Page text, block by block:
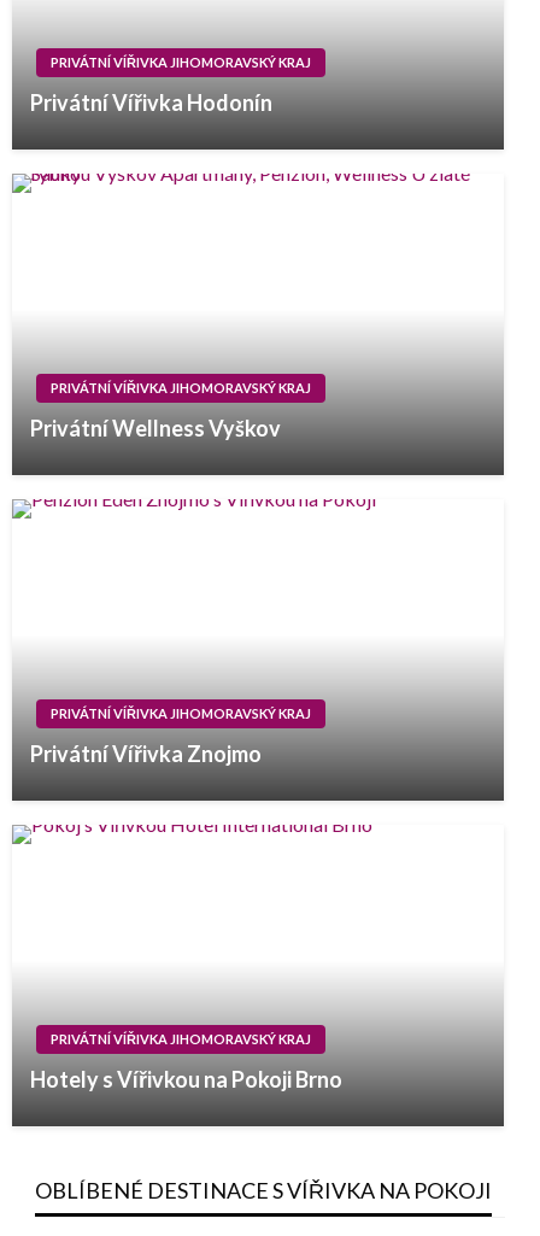
PRIVÁTNÍ VÍŘIVKA JIHOMORAVSKÝ KRAJ
Privátní Vířivka Hodonín
PRIVÁTNÍ VÍŘIVKA JIHOMORAVSKÝ KRAJ
Privátní Wellness Vyškov
PRIVÁTNÍ VÍŘIVKA JIHOMORAVSKÝ KRAJ
Privátní Vířivka Znojmo
PRIVÁTNÍ VÍŘIVKA JIHOMORAVSKÝ KRAJ
Hotely s Vířivkou na Pokoji Brno
OBLÍBENÉ DESTINACE S VÍŘIVKA NA POKOJI